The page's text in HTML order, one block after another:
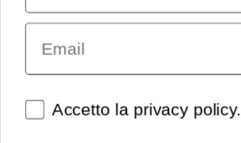
Chi siamo
Garanzia
Richiesta assistenza tecnica
Pagamenti e spedizioni
Email
Spunte obbligatorie
Accetto la privacy policy.